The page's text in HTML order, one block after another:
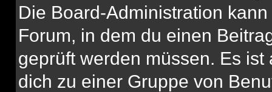
Die Board-Administration
Forum, in dem du einen
geprüft werden müssen. Es
dich zu einer Gruppe von